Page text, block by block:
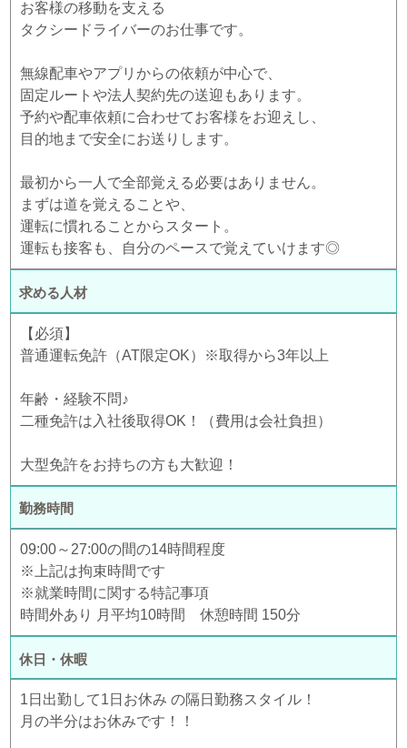
お客様の移動を支える
タクシードライバーのお仕事です。
無線配車やアプリからの依頼が中心で、
固定ルートや法人契約先の送迎もあります。
予約や配車依頼に合わせてお客様をお迎えし、
目的地まで安全にお送りします。
最初から一人で全部覚える必要はありません。
まずは道を覚えることや、
運転に慣れることからスタート。
運転も接客も、自分のペースで覚えていけます◎
求める人材
【必須】
普通運転免許（AT限定OK）※取得から3年以上
年齢・経験不問♪
二種免許は入社後取得OK！（費用は会社負担）
大型免許をお持ちの方も大歓迎！
勤務時間
09:00～27:00の間の14時間程度
※上記は拘束時間です
※就業時間に関する特記事項
時間外あり 月平均10時間 休憩時間 150分
休日・休暇
1日出勤して1日お休み の隔日勤務スタイル！
月の半分はお休みです！！